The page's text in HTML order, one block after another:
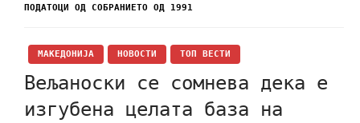
ПОДАТОЦИ ОД СОБРАНИЕТО ОД 1991
МАКЕДОНИЈА НОВОСТИ ТОП ВЕСТИ
Вељаноски се сомнева дека е
изгубена целата база на